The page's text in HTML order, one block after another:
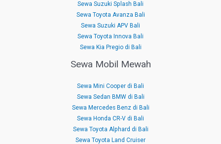
Sewa Suzuki Splash Bali
Sewa Toyota Avanza Bali
Sewa Suzuki APV Bali
Sewa Toyota Innova Bali
Sewa Kia Pregio di Bali
Sewa Mobil Mewah
Sewa Mini Cooper di Bali
Sewa Sedan BMW di Bali
Sewa Mercedes Benz di Bali
Sewa Honda CR-V di Bali
Sewa Toyota Alphard di Bali
Sewa Toyota Land Cruiser